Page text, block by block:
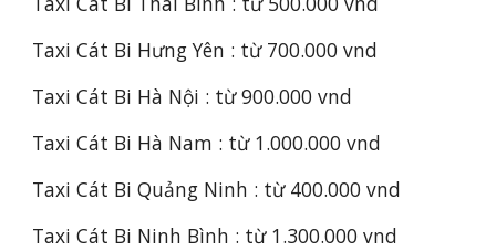
Taxi Cát Bi Hưng Yên : từ 700.000 vnd
Taxi Cát Bi Hà Nội : từ 900.000 vnd
Taxi Cát Bi Hà Nam : từ 1.000.000 vnd
Taxi Cát Bi Quảng Ninh : từ 400.000 vnd
Taxi Cát Bi Ninh Bình : từ 1.300.000 vnd